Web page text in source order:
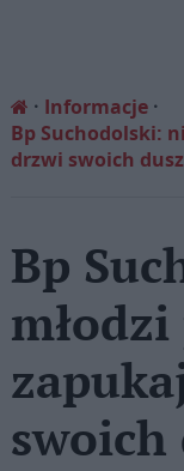
Informacje
Bp Suchodolski:
drzwi swoich
Bp
młodzi
swoich